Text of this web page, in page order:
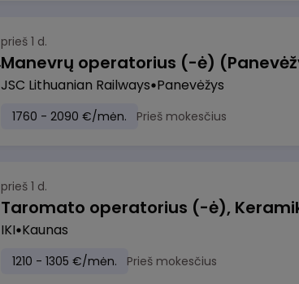
prieš 1 d.
JSC Lithuanian Railways Panevėžys
1760 - 2090 €/mėn. Prieš mokesčius
prieš 1 d.
IKI Kaunas
1210 - 1305 €/mėn. Prieš mokesčius